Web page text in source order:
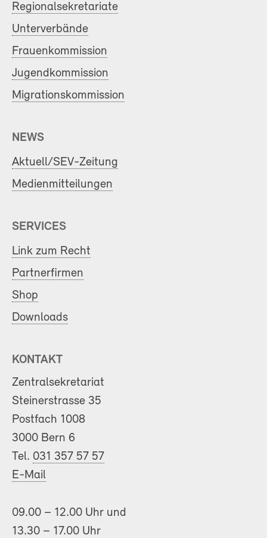
Regionalsekretariate
Unterverbände
Frauenkommission
Jugendkommission
Migrationskommission
NEWS
Aktuell/SEV-Zeitung
Medienmitteilungen
SERVICES
Link zum Recht
Partnerfirmen
Shop
Downloads
KONTAKT
Zentralsekretariat
Steinerstrasse 35
Postfach 1008
3000 Bern 6
Tel. 031 357 57 57
E-Mail
09.00 – 12.00 Uhr und
13.30 – 17.00 Uhr